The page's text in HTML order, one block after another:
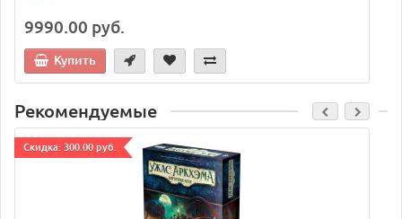
9990.00 руб.
Купить
Рекомендуемые
Cкидка: 300.00 руб.